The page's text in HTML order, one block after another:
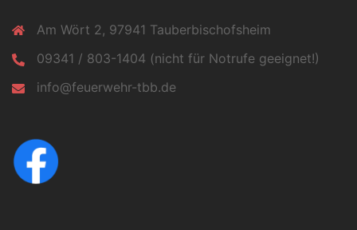
Am Wört 2, 97941 Tauberbischofsheim
09341 / 803-1404 (nicht für Notrufe geeignet!)
info@feuerwehr-tbb.de